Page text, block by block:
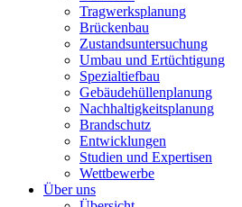
Tragwerksplanung
Brückenbau
Zustandsuntersuchung
Umbau und Ertüchtigung
Spezialtiefbau
Gebäudehüllenplanung
Nachhaltigkeitsplanung
Brandschutz
Entwicklungen
Studien und Expertisen
Wettbewerbe
Über uns